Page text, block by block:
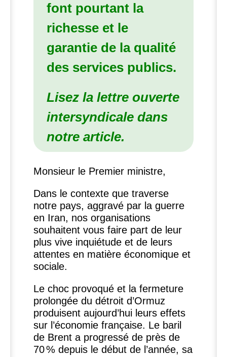
font pourtant la
richesse et le
garantie de la qualité
des services publics.
Lisez la lettre ouverte
intersyndicale dans
notre article.
Monsieur le Premier ministre,
Dans le contexte que traverse
notre pays, aggravé par la guerre
en Iran, nos organisations
souhaitent vous faire part de leur
plus vive inquiétude et de leurs
attentes en matière économique et
sociale.
Le choc provoqué et la fermeture
prolongée du détroit d’Ormuz
produisent aujourd’hui leurs effets
sur l’économie française. Le baril
de Brent a progressé de près de
70% depuis le début de l’année, sa